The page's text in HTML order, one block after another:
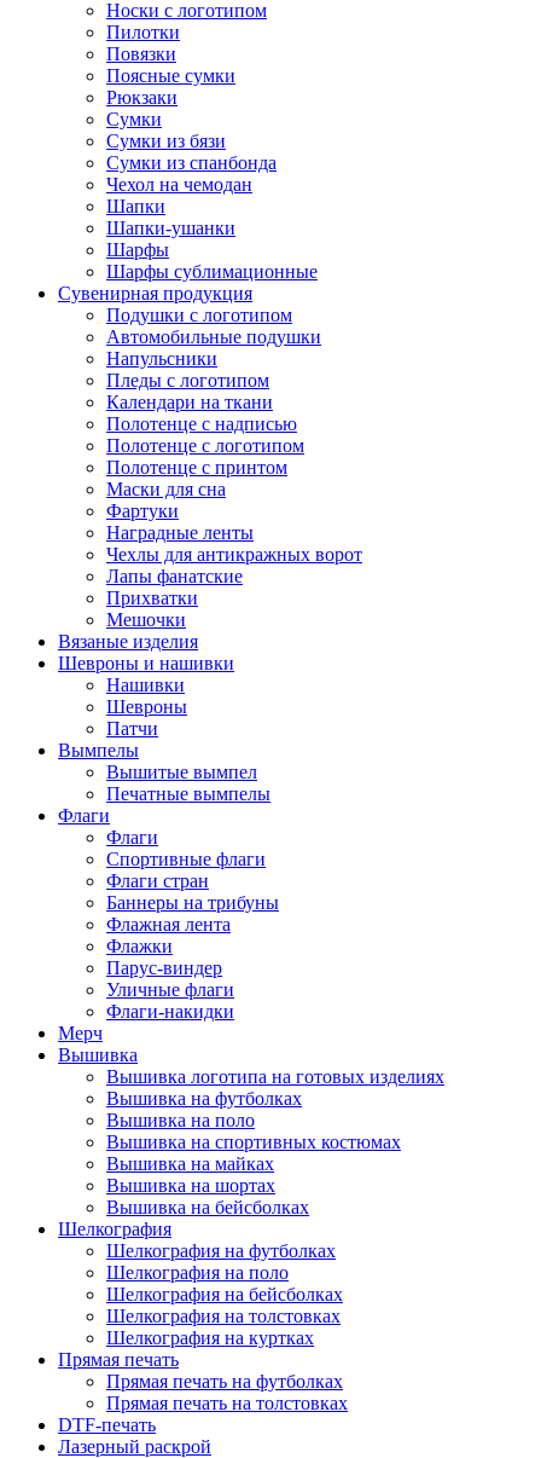
Носки с логотипом
Пилотки
Повязки
Поясные сумки
Рюкзаки
Сумки
Сумки из бязи
Сумки из спанбонда
Чехол на чемодан
Шапки
Шапки-ушанки
Шарфы
Шарфы сублимационные
Сувенирная продукция
Подушки с логотипом
Автомобильные подушки
Напульсники
Пледы с логотипом
Календари на ткани
Полотенце с надписью
Полотенце с логотипом
Полотенце с принтом
Маски для сна
Фартуки
Наградные ленты
Чехлы для антикражных ворот
Лапы фанатские
Прихватки
Мешочки
Вязаные изделия
Шевроны и нашивки
Нашивки
Шевроны
Патчи
Вымпелы
Вышитые вымпел
Печатные вымпелы
Флаги
Флаги
Спортивные флаги
Флаги стран
Баннеры на трибуны
Флажная лента
Флажки
Парус-виндер
Уличные флаги
Флаги-накидки
Мерч
Вышивка
Вышивка логотипа на готовых изделиях
Вышивка на футболках
Вышивка на поло
Вышивка на спортивных костюмах
Вышивка на майках
Вышивка на шортах
Вышивка на бейсболках
Шелкография
Шелкография на футболках
Шелкография на поло
Шелкография на бейсболках
Шелкография на толстовках
Шелкография на куртках
Прямая печать
Прямая печать на футболках
Прямая печать на толстовках
DTF-печать
Лазерный раскрой